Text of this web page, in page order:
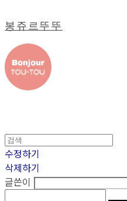
봉쥬르뚜뚜
수정하기
삭제하기
글쓴이